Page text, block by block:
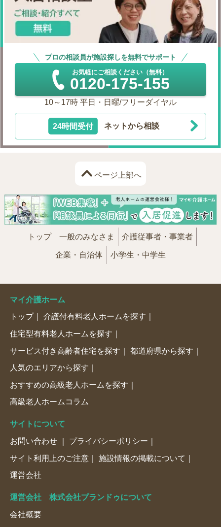
プロの相談員が施設探しを無料でサポート
お気軽にご相談ください（無料）
0120-175-155
10～17時 平日・日曜/フリーダイヤル
24時間受付 ネットから相談
ページ上部へ
トップ 一般のみなさま 介護従事者・事業者
企業・自治体 小学生・中学生
マイ介護ホーム
トップ 介護付有料老人ホームを探す
住宅型有料老人ホームを探す
サービス付き高齢者住宅を探す 都道府県から探す
人気のエリアから探す
おすすめの高級老人ホームを探す
高級老人ホームコラム
サイトについて
お問い合わせ プライバシーポリシー
サイト利用上のご注意 施設情報の掲載について
運営会社
運営会社 株式会社プランドゥについて
会社概要